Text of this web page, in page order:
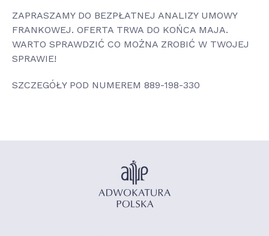
ZAPRASZAMY DO BEZPŁATNEJ ANALIZY UMOWY
FRANKOWEJ. OFERTA TRWA DO KOŃCA MAJA.
WARTO SPRAWDZIĆ CO MOŻNA ZROBIĆ W TWOJEJ
SPRAWIE!
SZCZEGÓŁY POD NUMEREM 889-198-330